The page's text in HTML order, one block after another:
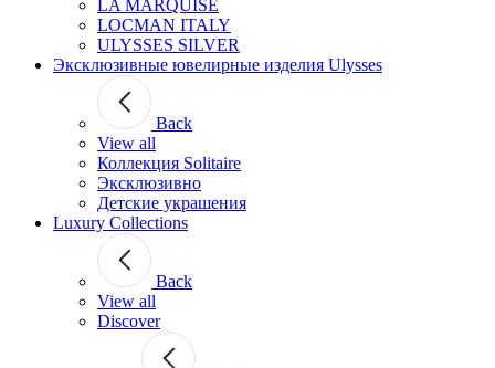
LA MARQUISE
LOCMAN ITALY
ULYSSES SILVER
Эксклюзивные ювелирные изделия Ulysses
Back
View all
Коллекция Solitaire
Эксклюзивно
Детские украшения
Luxury Collections
Back
View all
Discover